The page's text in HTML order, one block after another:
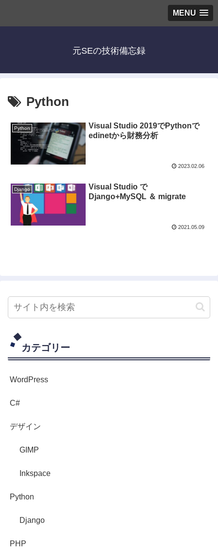
MENU
元SEの技術備忘録
Python
Python
Visual Studio 2019でPythonで
edinetから財務分析
2023.02.06
Django
Visual Studio で
Django+MySQL ＆ migrate
2021.05.09
カテゴリー
WordPress
C#
デザイン
GIMP
Inkspace
Python
Django
PHP